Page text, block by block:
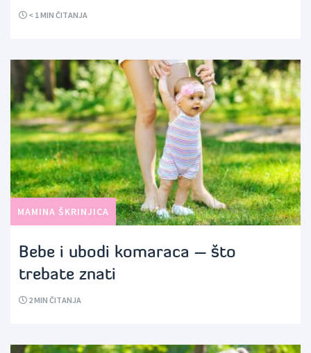
< 1MIN ČITANJA
MAMINA ŠKRINJICA
Bebe i ubodi komaraca – što
trebate znati
2MIN ČITANJA